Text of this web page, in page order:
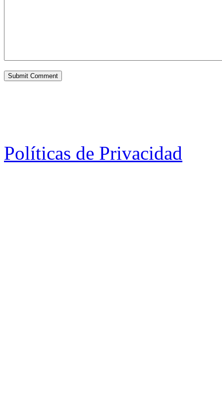
Políticas de Privacidad